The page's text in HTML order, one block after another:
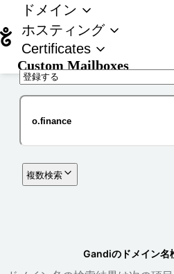
ドメイン
ホスティング
Certificates
Custom Mailboxes
複数検索
Gandiのドメイン名